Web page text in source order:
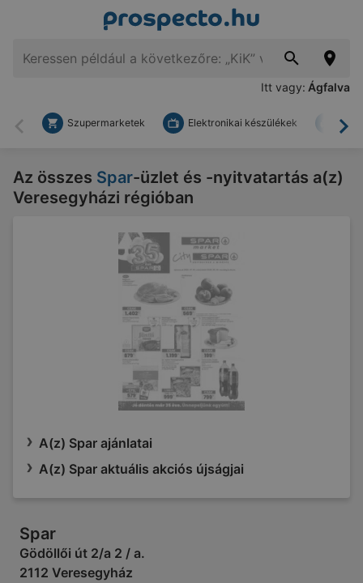
Itt vagy: Ágfalva
Vissza
Szupermarketek Elektronikai készülékek
Az összes Spar-üzlet és -nyitvatartás a(z)
Veresegyházi régióban
A(z) Spar ajánlatai
A(z) Spar aktuális akciós újságjai
Spar
Gödöllői út 2/a 2 / a.
2112 Veresegyház